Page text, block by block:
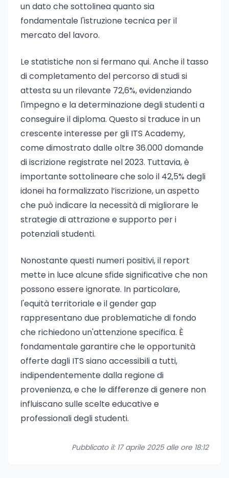
un dato che sottolinea quanto sia
fondamentale l'istruzione tecnica per il
mercato del lavoro.
Le statistiche non si fermano qui. Anche il tasso
di completamento del percorso di studi si
attesta su un rilevante 72,6%, evidenziando
l'impegno e la determinazione degli studenti a
conseguire il diploma. Questo si traduce in un
crescente interesse per gli ITS Academy,
come dimostrato dalle oltre 36.000 domande
di iscrizione registrate nel 2023. Tuttavia, è
importante sottolineare che solo il 42,5% degli
idonei ha formalizzato l’iscrizione, un aspetto
che può indicare la necessità di migliorare le
strategie di attrazione e supporto per i
potenziali studenti.
Nonostante questi numeri positivi, il report
mette in luce alcune sfide significative che non
possono essere ignorate. In particolare,
l'equità territoriale e il gender gap
rappresentano due problematiche di fondo
che richiedono un'attenzione specifica. È
fondamentale garantire che le opportunità
offerte dagli ITS siano accessibili a tutti,
indipendentemente dalla regione di
provenienza, e che le differenze di genere non
influiscano sulle scelte educative e
professionali degli studenti.
Pubblicato il: 17 aprile 2025 alle ore 18:12